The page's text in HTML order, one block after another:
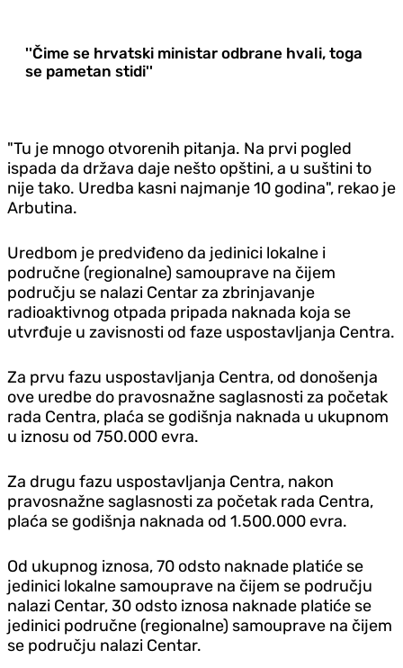
''Čime se hrvatski ministar odbrane hvali, toga
se pametan stidi''
"Tu je mnogo otvorenih pitanja. Na prvi pogled
ispada da država daje nešto opštini, a u suštini to
nije tako. Uredba kasni najmanje 10 godina", rekao je
Arbutina.
Uredbom je predviđeno da jedinici lokalne i
područne (regionalne) samouprave na čijem
području se nalazi Centar za zbrinjavanje
radioaktivnog otpada pripada naknada koja se
utvrđuje u zavisnosti od faze uspostavljanja Centra.
Za prvu fazu uspostavljanja Centra, od donošenja
ove uredbe do pravosnažne saglasnosti za početak
rada Centra, plaća se godišnja naknada u ukupnom
u iznosu od 750.000 evra.
Za drugu fazu uspostavljanja Centra, nakon
pravosnažne saglasnosti za početak rada Centra,
plaća se godišnja naknada od 1.500.000 evra.
Od ukupnog iznosa, 70 odsto naknade platiće se
jedinici lokalne samouprave na čijem se području
nalazi Centar, 30 odsto iznosa naknade platiće se
jedinici područne (regionalne) samouprave na čijem
se području nalazi Centar.